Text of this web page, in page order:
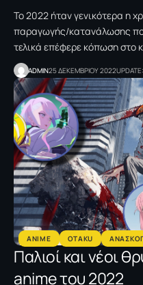
To 2022 ήταν γενικότερα η
παραγωγής/κατανάλωσης
τελικά επέφερε κόπωση στο
ADMIN25 ΔΕΚΕΜΒΡΙΟΥ 2022
ANIME OTAKU
Παλιοί και νέοι
anime του 2022